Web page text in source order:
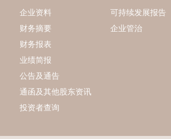
企业资料
财务摘要
财务报表
业绩简报
公告及通告
通函及其他股东资讯
投资者查询
可持续发展报告
企业管治